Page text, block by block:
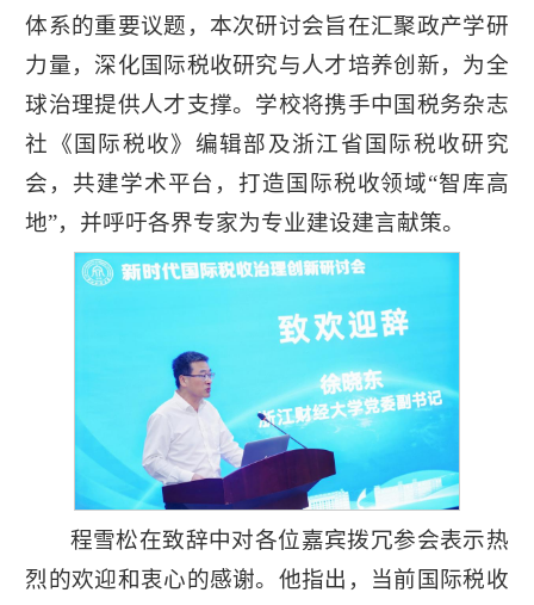
体系的重要议题，本次研讨会旨在汇聚政产学研
力量，深化国际税收研究与人才培养创新，为全
球治理提供人才支撑。学校将携手中国税务杂志
社《国际税收》编辑部及浙江省国际税收研究
会，共建学术平台，打造国际税收领域“智库高
地”，并呼吁各界专家为专业建设建言献策。
程雪松在致辞中对各位嘉宾拨冗参会表示热
烈的欢迎和衷心的感谢。他指出，当前国际税收